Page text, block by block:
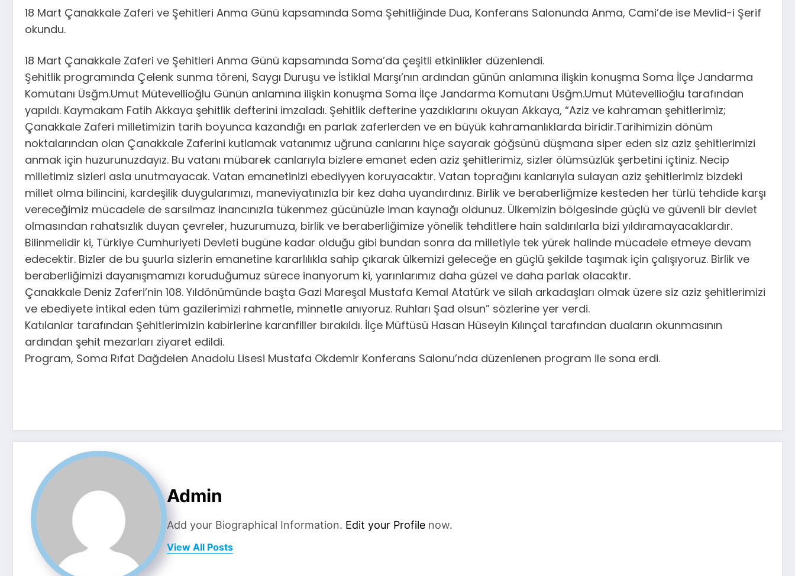
18 Mart Çanakkale Zaferi ve Şehitleri Anma Günü kapsamında Soma Şehitliğinde Dua, Konferans Salonunda Anma, Cami’de ise Mevlid-i Şerif
okundu.
18 Mart Çanakkale Zaferi ve Şehitleri Anma Günü kapsamında Soma’da çeşitli etkinlikler düzenlendi.
Şehitlik programında Çelenk sunma töreni, Saygı Duruşu ve İstiklal Marşı’nın ardından günün anlamına ilişkin konuşma Soma İlçe Jandarma
Komutanı Üsğm.Umut Mütevellioğlu Günün anlamına ilişkin konuşma Soma İlçe Jandarma Komutanı Üsğm.Umut Mütevellioğlu tarafından
yapıldı. Kaymakam Fatih Akkaya şehitlik defterini imzaladı. Şehitlik defterine yazdıklarını okuyan Akkaya, “Aziz ve kahraman şehitlerimiz;
Çanakkale Zaferi milletimizin tarih boyunca kazandığı en parlak zaferlerden ve en büyük kahramanlıklarda biridir.Tarihimizin dönüm
noktalarından olan Çanakkale Zaferini kutlamak vatanımız uğruna canlarını hiçe sayarak göğsünü düşmana siper eden siz aziz şehitlerimizi
anmak için huzurunuzdayız. Bu vatanı mübarek canlarıyla bizlere emanet eden aziz şehitlerimiz, sizler ölümsüzlük şerbetini içtiniz. Necip
milletimiz sizleri asla unutmayacak. Vatan emanetinizi ebediyyen koruyacaktır. Vatan toprağını kanlarıyla sulayan aziz şehitlerimiz bizdeki
millet olma bilincini, kardeşilik duygularımızı, maneviyatınızla bir kez daha uyandırdınız. Birlik ve beraberliğmize kesteden her türlü tehdide karşı
vereceğimiz mücadele de sarsılmaz inancınızla tükenmez gücünüzle iman kaynağı oldunuz. Ülkemizin bölgesinde güçlü ve güvenli bir devlet
olmasından rahatsızlık duyan çevreler, huzurumuza, birlik ve beraberliğimize yönelik tehditlere hain saldırılarla bizi yıldıramayacaklardır.
Bilinmelidir ki, Türkiye Cumhuriyeti Devleti bugüne kadar olduğu gibi bundan sonra da milletiyle tek yürek halinde mücadele etmeye devam
edecektir. Bizler de bu şuurla sizlerin emanetine kararlılıkla sahip çıkarak ülkemizi geleceğe en güçlü şekilde taşımak için çalışıyoruz. Birlik ve
beraberliğimizi dayanışmamızı koruduğumuz sürece inanyorum ki, yarınlarımız daha güzel ve daha parlak olacaktır.
Çanakkale Deniz Zaferi’nin 108. Yıldönümünde başta Gazi Mareşal Mustafa Kemal Atatürk ve silah arkadaşları olmak üzere siz aziz şehitlerimizi
ve ebediyete intikal eden tüm gazilerimizi rahmetle, minnetle anıyoruz. Ruhları Şad olsun” sözlerine yer verdi.
Katılanlar tarafından Şehitlerimizin kabirlerine karanfiller bırakıldı. İlçe Müftüsü Hasan Hüseyin Kılınçal tarafından duaların okunmasının
ardından şehit mezarları ziyaret edildi.
Program, Soma Rıfat Dağdelen Anadolu Lisesi Mustafa Okdemir Konferans Salonu’nda düzenlenen program ile sona erdi.
Admin
Add your Biographical Information. Edit your Profile now.
View All Posts